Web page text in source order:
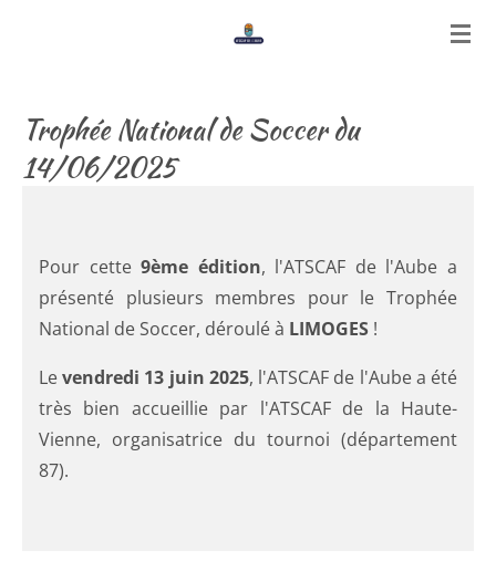
principal
Trophée National de Soccer du
14/06/2025
Pour cette9ème édition, l'ATSCAF de l'Aube a
présenté plusieurs membres pour le Trophée
National de Soccer, déroulé à LIMOGES !
Levendredi 13 juin 2025, l'ATSCAF de l'Aube a été
très bien accueillie par l'ATSCAF de la Haute-
Vienne, organisatrice du tournoi (département
87).